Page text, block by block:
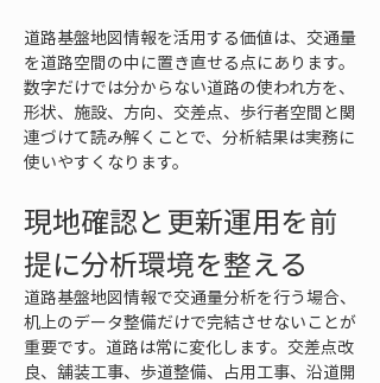
道路基盤地図情報を活用する価値は、交通量
を道路空間の中に置き直せる点にあります。
数字だけでは分からない道路の使われ方を、
形状、施設、方向、交差点、歩行者空間と関
連づけて読み解くことで、分析結果は実務に
使いやすくなります。
現地確認と更新運用を前
提に分析環境を整える
道路基盤地図情報で交通量分析を行う場合、
机上のデータ整備だけで完結させないことが
重要です。道路は常に変化します。交差点改
良、舗装工事、歩道整備、占用工事、沿道開